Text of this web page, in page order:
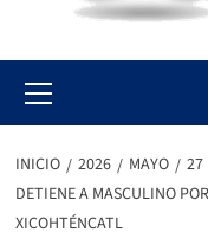
Menu
INICIO 2026 MAYO 27
DETIENE A MASCULINO
XICOHTÉNCATL